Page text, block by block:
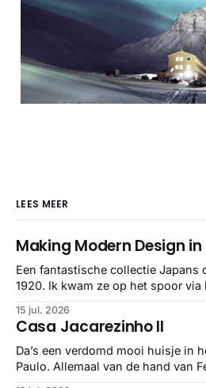
LEES MEER
Making Modern Design
Een fantastische collectie Japans
1920. Ik kwam ze op het spoor via
gebundeld in een: boek ✨ Daarin
stuk netter getrokken, maar op
minstens
15 jul. 2026
Casa Jacarezinho II
Da’s een verdomd mooi huisje in
Paulo. Allemaal van de hand van